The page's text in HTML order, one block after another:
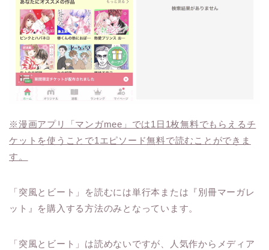
※漫画アプリ「マンガmee」では1日1枚無料でもらえるチ
ケットを使うことで1エピソード無料で読むことができま
す。
「突風とビート」を読むには単行本または『別冊マーガレ
ット』を購入する方法のみとなっています。
「突風とビート」は読めないですが、人気作からメディア